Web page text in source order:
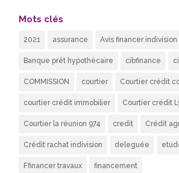
Mots clés
2021 assurance Avis financer indivision
Banque prêt hypothécaire cibfinance
COMMISSION courtier Courtier crédit
courtier crédit immobilier Courtier crédit
Courtier la réunion 974 credit Crédit
Crédit rachat indivision deleguée
Ffinancer travaux financement